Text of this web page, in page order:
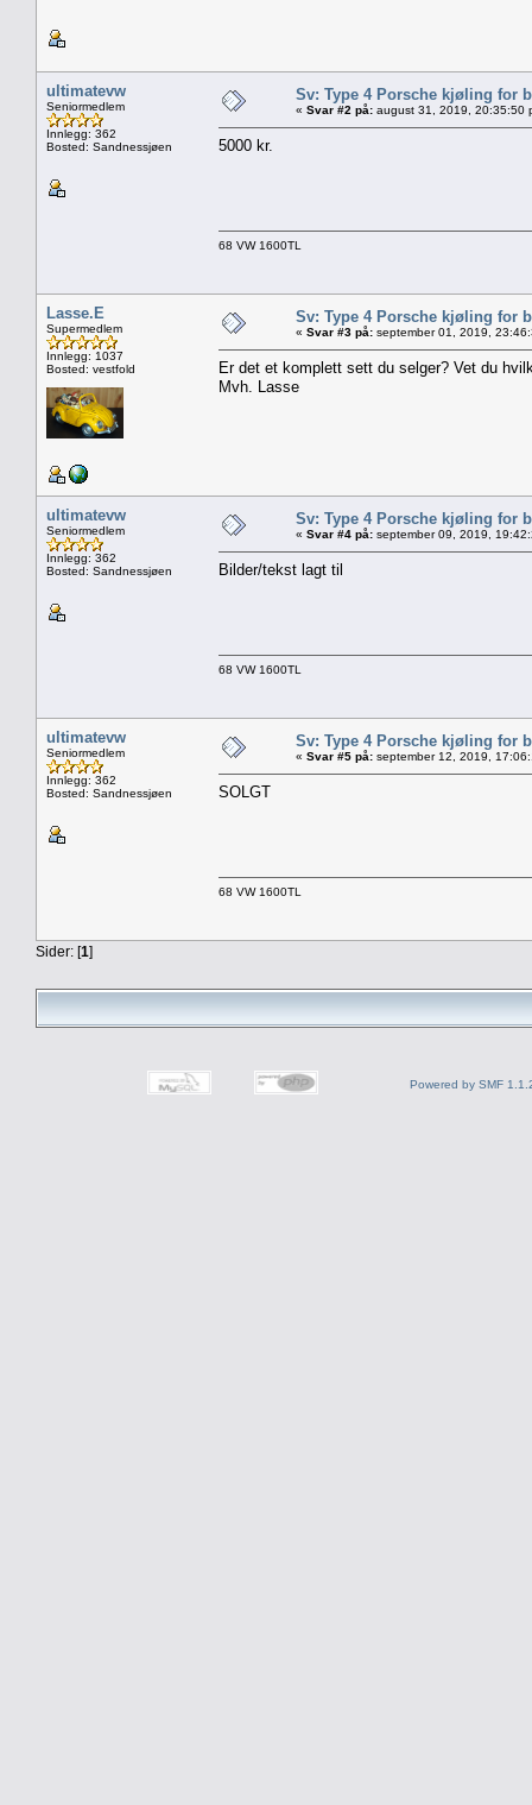
ultimatevw
Seniormedlem
Innlegg: 362
Bosted: Sandnessjøen
Sv: Type 4 Porsche kjøling for
« Svar #2 på: august 31, 2019, 20:35:50
5000 kr.
68 VW 1600TL
Lasse.E
Supermedlem
Innlegg: 1037
Bosted: vestfold
Sv: Type 4 Porsche kjøling for
« Svar #3 på: september 01, 2019,
Er det et komplett sett du selger? Vet du
Mvh. Lasse
ultimatevw
Seniormedlem
Innlegg: 362
Bosted: Sandnessjøen
Sv: Type 4 Porsche kjøling for
« Svar #4 på: september 09, 2019,
Bilder/tekst lagt til
68 VW 1600TL
ultimatevw
Seniormedlem
Innlegg: 362
Bosted: Sandnessjøen
Sv: Type 4 Porsche kjøling for
« Svar #5 på: september 12, 2019,
SOLGT
68 VW 1600TL
Sider: [1]
Powered by SMF